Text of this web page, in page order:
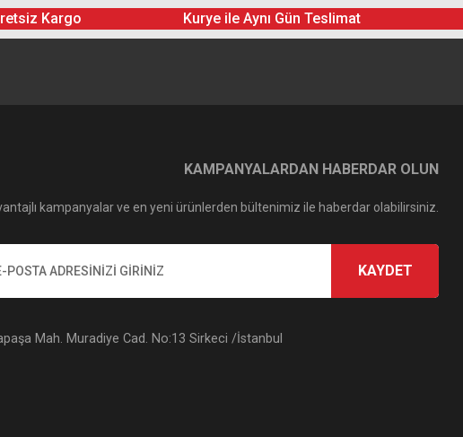
Kargo Kurye ile Aynı Gün Teslimat
KAMPANYALARDAN HABERDAR OLUN
kampanyalar ve en yeni ürünlerden bültenimiz ile haberdar olabilirsiniz.
KAYDET
Mah. Muradiye Cad. No:13 Sirkeci /İstanbul